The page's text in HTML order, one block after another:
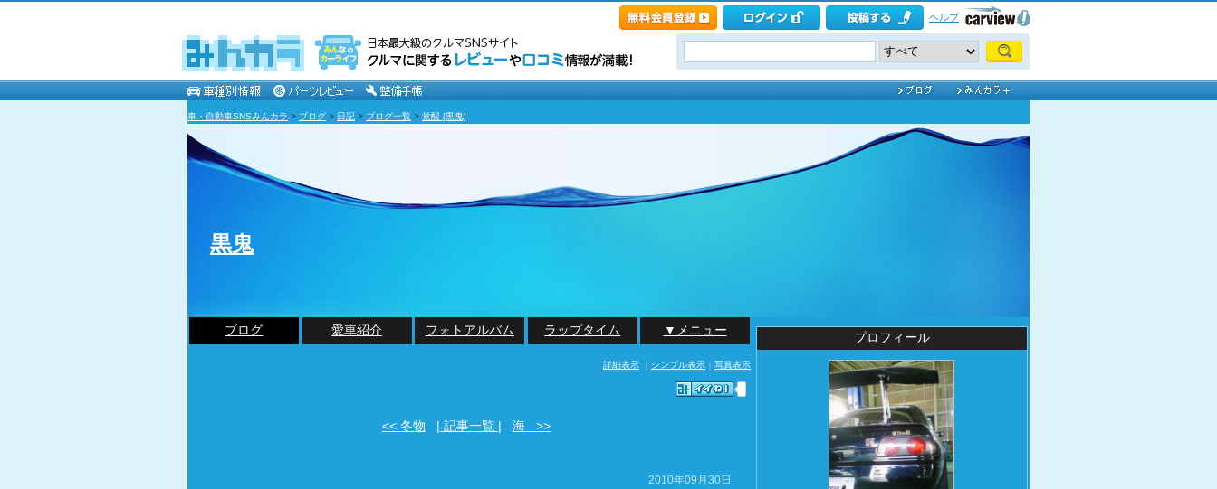
ヘルプ
車・自動車SNSみんカラ > ブログ > 日記 > ブログ一覧 > 覚醒 [黒鬼]
黒鬼
ブログ 愛車紹介 フォトアルバム ラップタイム ▼メニュー
詳細表示 ｜ シンプル表示 ｜ 写真表示
<< 冬物 | 記事一覧 | 海 >>
2010年09月30日
プロフィール